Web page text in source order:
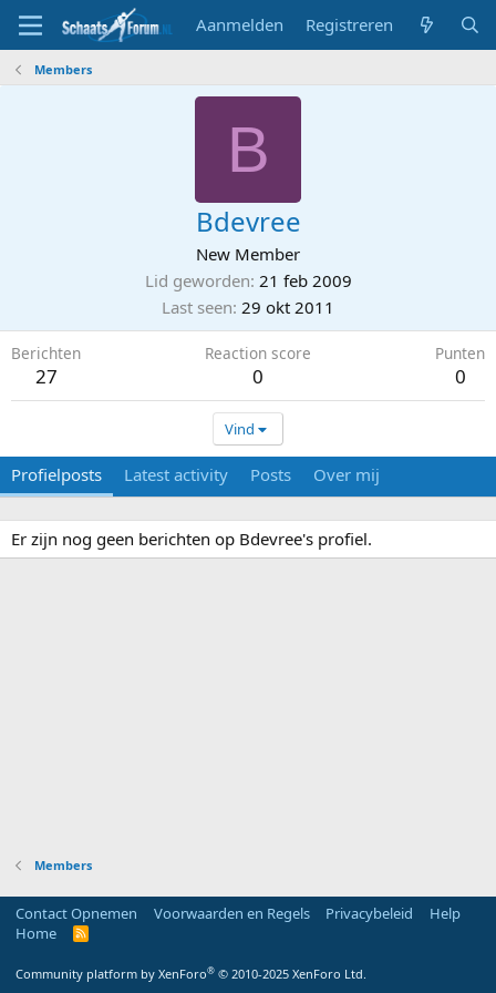
Aanmelden Registreren
Members
B
Bdevree
New Member
Lid geworden 21 feb 2009
Last seen 29 okt 2011
Berichten
27
Reaction score
0
Punten
0
Vind
Profielposts Latest activity Posts Over mij
Er zijn nog geen berichten op Bdevree's profiel.
Members
Contact Opnemen Voorwaarden en Regels Privacybeleid
Help
Home
R
Community platform by XenForo® © 2010-2025 XenForo Ltd.